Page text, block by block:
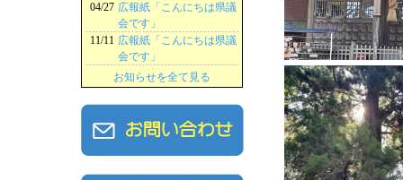
04/27 広報紙「こんにちは県議
会です」
11/11 広報紙「こんにちは県議
会です」
お知らせを全て見る